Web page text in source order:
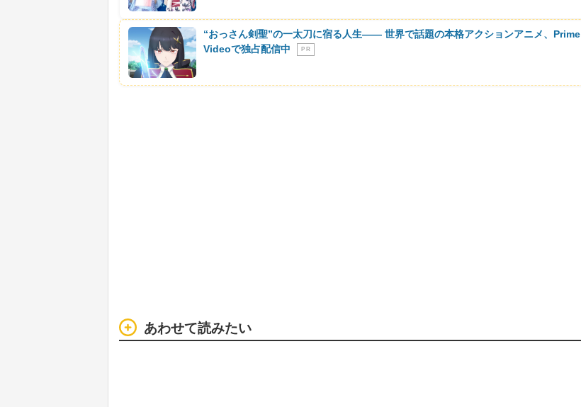
“おっさん剣聖”の一太刀に宿る人生―― 世界で話題の本格アクションアニメ、Prime
Videoで独占配信中
P R
あわせて読みたい